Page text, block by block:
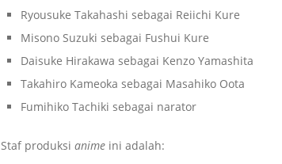
Ryousuke Takahashi sebagai Reiichi Kure
Misono Suzuki sebagai Fushui Kure
Daisuke Hirakawa sebagai Kenzo Yamashita
Takahiro Kameoka sebagai Masahiko Oota
Fumihiko Tachiki sebagai narator
Staf produksi anime ini adalah: